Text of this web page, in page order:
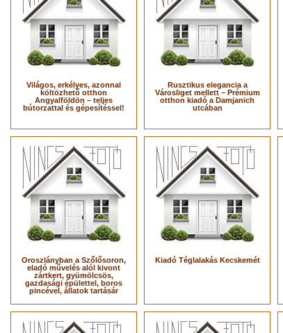
Világos, erkélyes, azonnal
költözhető otthon
Angyalföldön – teljes
bútorzattal és gépesítéssel!
Rusztikus elegancia a
Városliget mellett – Prémium
otthon kiadó a Damjanich
utcában
Oroszlányban a Szőlősoron,
eladó művelés alól kivont
zártkert, gyümölcsös,
gazdasági épülettel, boros
pincével, állatok tartásár
Kiadó Téglalakás Kecskemét